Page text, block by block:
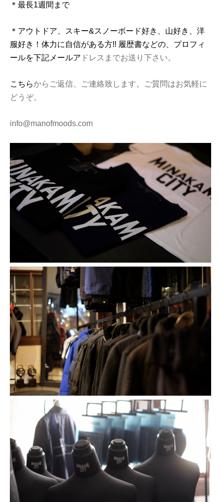
＊最長1週間まで
＊アウトドア、スキー&スノーボード好き、山好き、洋
服好き！体力に自信がある方!! 履歴書などの、プロフィ
ールを下記メールア ドレスまでお送り下さい。
こち らからご返信、ご連絡致します。ご質問はお気軽に
どうぞ。
info@manofmoods.com